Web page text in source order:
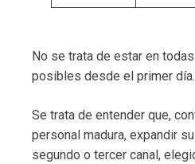
No se trata de estar en
posibles desde el primer día.
Se trata de entender que,
personal madura, expandir
segundo o tercer canal,